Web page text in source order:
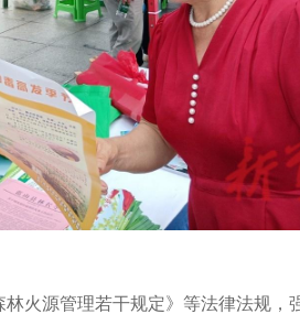
火源管理若干规定》等法律法规，